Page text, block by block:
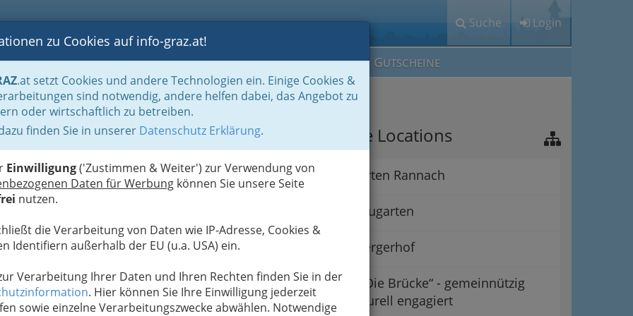
Suche Login
BLOGS FOTOS GASTRONOMIE BRANCHEN MEIN IG GUTSCHEINE
zu Cookies auf info-graz.at!
.at setzt Cookies und andere Technologien ein. Einige Cookies &
sind notwendig, andere helfen dabei, das Angebot zu
oder wirtschaftlich zu betreiben.
finden Sie in unserer Datenschutz Erklärung.
Einwilligung('Zustimmen & Weiter') zur Verwendung von
Daten für Werbung können Sie unsere Seite
nutzen.
die Verarbeitung von Daten wie IP-Adresse, Cookies &
Identifiern außerhalb der EU (u.a. USA) ein.
Verarbeitung Ihrer Daten und Ihren Rechten finden Sie in der
. Hier können Sie Ihre Einwilligung jederzeit
sowie einzelne Verarbeitungszwecke abwählen. Notwendige
Eventlocation,
in Graz
– die Grazer
– die historische
Weltkulturerbes.
Mausoleum,
Joanneum und
Wichtige Locations
Alpengarten Rannach
Grazer Augarten
Babenbergerhof
Verein „Die Brücke“ - gemeinnützig
und kulturell engagiert